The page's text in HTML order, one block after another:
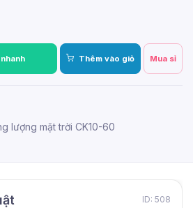
Mua nhanh Thêm vào giỏ Mua sỉ
lượng mặt trời CK10-60
ID: 508